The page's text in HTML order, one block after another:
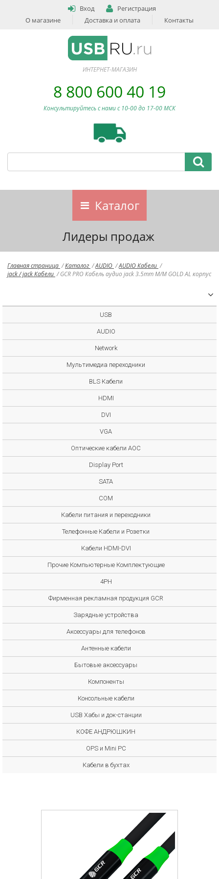
Вход
Регистрация
О магазине
Доставка и оплата Контакты
ИНТЕРНЕТ-МАГАЗИН
8 800 600 40 19
Консультируйтесь с нами c 10-00 до 17-00 МСК
Каталог
Лидеры продаж
Главная страница /Каталог /AUDIO /AUDIO Кабели /
jack / jack Кабели / GCR PRO Кабель аудио jack 3.5mm M/M GOLD AL корпус
USB
AUDIO
Network
Мультимедиа переходники
BLS Кабели
HDMI
DVI
VGA
Оптические кабели AOC
Display Port
SATA
COM
Кабели питания и переходники
Телефонные Кабели и Розетки
Кабели HDMI-DVI
Прочие Компьютерные Комплектующие
4PH
Фирменная рекламная продукция GCR
Зарядные устройства
Аксессуары для телефонов
Антенные кабели
Бытовые аксессуары
Компоненты
Консольные кабели
USB Хабы и док-станции
КОФЕ АНДРЮШКИН
OPS и Mini PC
Кабели в бухтах